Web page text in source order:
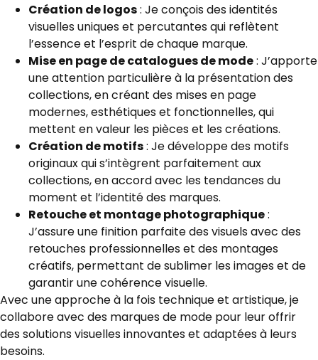
Création de logos: Je conçois des identités
visuelles uniques et percutantes qui reflètent
l’essence et l’esprit de chaque marque.
Mise en page de catalogues de mode: J’apporte
une attention particulière à la présentation des
collections, en créant des mises en page
modernes, esthétiques et fonctionnelles, qui
mettent en valeur les pièces et les créations.
Création de motifs: Je développe des motifs
originaux qui s’intègrent parfaitement aux
collections, en accord avec les tendances du
moment et l’identité des marques.
Retouche et montage photographique:
J’assure une finition parfaite des visuels avec des
retouches professionnelles et des montages
créatifs, permettant de sublimer les images et de
garantir une cohérence visuelle.
Avec une approche à la fois technique et artistique, je
collabore avec des marques de mode pour leur offrir
des solutions visuelles innovantes et adaptées à leurs
besoins.